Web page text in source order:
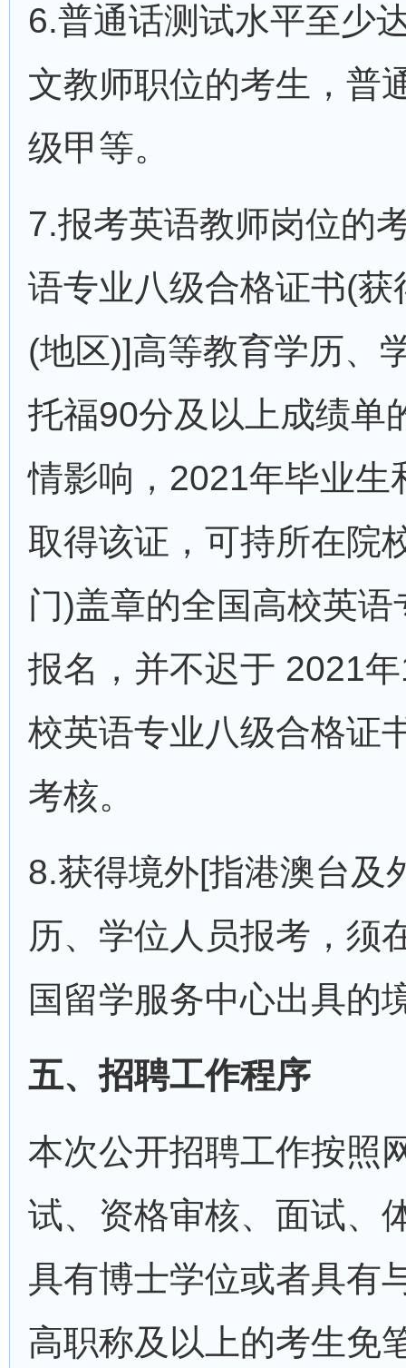
6.普通话测试水平至少
文教师职位的考生，普
级甲等。
7.报考英语教师岗位的
语专业八级合格证书(
(地区)]高等教育学历、
托福90分及以上成绩单
情影响，2021年毕业生
取得该证，可持所在院
门)盖章的全国高校英
报名，并不迟于 2021
校英语专业八级合格证
考核。
8.获得境外[指港澳台及
历、学位人员报考，须
国留学服务中心出具的
五、招聘工作程序
本次公开招聘工作按照
试、资格审核、面试、
具有博士学位或者具有
高职称及以上的考生免